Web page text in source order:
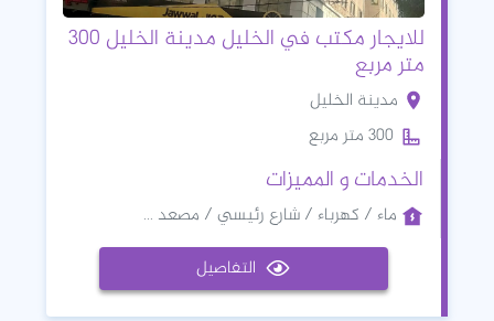
للايجار مكتب في الخليل مدينة الخليل 300
متر مربع
مدينة الخليل
300 متر مربع
الخدمات و المميزات
ماء / كهرباء / شارع رئيسي / مصعد ...
التفاصيل